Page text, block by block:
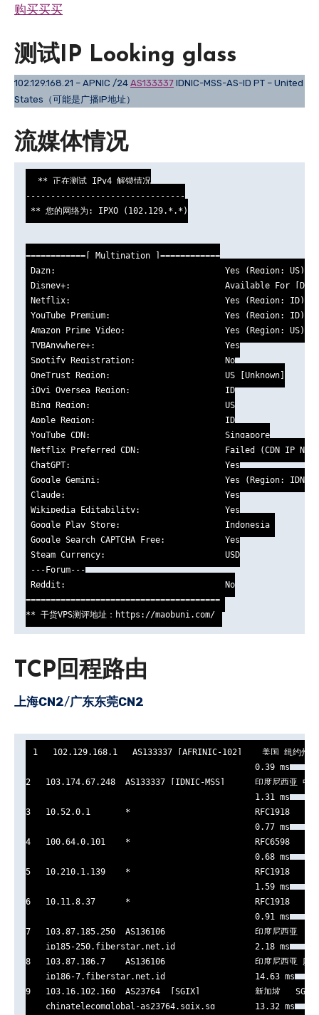
购买买买
测试IP Looking glass
102.129.168.21 – APNIC /24 AS133337 IDNIC-MSS-AS-ID PT – United
States（可能是广播IP地址）
流媒体情况
** 正在测试 IPv4 解锁情况
--------------------------------
** 您的网络为: IPXO (102.129.*.*)
============[ Multination ]============
Dazn:                                  Yes (Region: US)
Disney+:                               Available For
Netflix:                               Yes (Region: ID)
YouTube Premium:                       Yes (Region: ID)
Amazon Prime Video:                    Yes (Region: US)
TVBAnywhere+:                          Yes
Spotify Registration:                  No
OneTrust Region:                       US [Unknown]
iQyi Oversea Region:                   ID
Bing Region:                           US
Apple Region:                          ID
YouTube CDN:                           Singapore
Netflix Preferred CDN:                 Failed (CDN IP Not
ChatGPT:                               Yes
Google Gemini:                         Yes (Region: IDN)
Claude:                                Yes
Wikipedia Editability:                 Yes
Google Play Store:                     Indonesia
Google Search CAPTCHA Free:            Yes
Steam Currency:                        USD
---Forum---
Reddit:                                No
=======================================
** 干货VPS测评地址：https://maobuni.com/
TCP回程路由
上海CN2/广东东莞CN2
1   102.129.168.1   AS133337 [AFRINIC-102]    美国 纽约
                                              0.39 ms
2   103.174.67.248  AS133337 [IDNIC-MSS]      印度尼西亚 中
                                              1.31 ms
3   10.52.0.1       *
                                              0.77 ms
4   100.64.0.101    *
                                              0.68 ms
5   10.210.1.139    *
                                              1.59 ms
6   10.11.8.37      *
                                              0.91 ms
7   103.87.185.250  AS136106                  印度尼西亚
    ip185-250.fiberstar.net.id                2.18 ms
8   103.87.186.7    AS136106                  印度尼西亚 廖
    ip186-7.fiberstar.net.id                  14.63 ms
9   103.16.102.160  AS23764  [SGIX]           新加坡   SGIX -
    chinatelecomglobal-as23764.sgix.sg        13.32 ms